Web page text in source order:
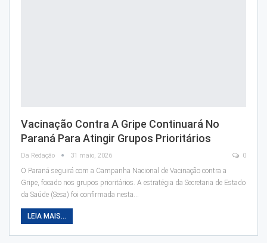
Vacinação Contra A Gripe Continuará No
Paraná Para Atingir Grupos Prioritários
Da Redação 31 maio, 2026 0
O Paraná seguirá com a Campanha Nacional de Vacinação contra a
Gripe, focado nos grupos prioritários. A estratégia da Secretaria de Estado
da Saúde (Sesa) foi confirmada nesta…
LEIA MAIS...